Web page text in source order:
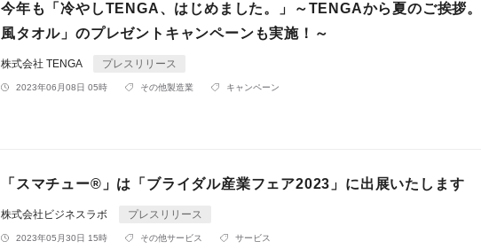
今年も「冷やしTENGA、はじめました。」～TENGAから夏のご挨拶
風タオル」のプレゼントキャンペーンも実施！～
株式会社 TENGA プレスリリース
2023年06月08日 05時 その他製造業 キャンペーン
「スマチュー®」は「ブライダル産業フェア2023」に出展いたします
株式会社ビジネスラボ プレスリリース
2023年05月30日 15時 その他サービス サービス